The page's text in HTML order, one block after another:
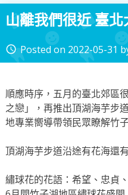
山離我們很近 臺
access_time Posted on 2022-05-31
順應時序，五月的臺北郊區
之戀」，再推出頂湖海芋步
地專業嚮導帶領民眾瞭解竹
頂湖海芋步道沿途有花海還
繡球花的花語：希望、忠貞